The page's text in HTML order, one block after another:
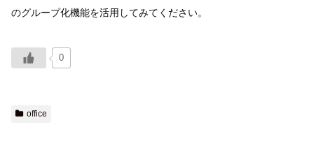
のグループ化機能を活用してみてください。
0
office